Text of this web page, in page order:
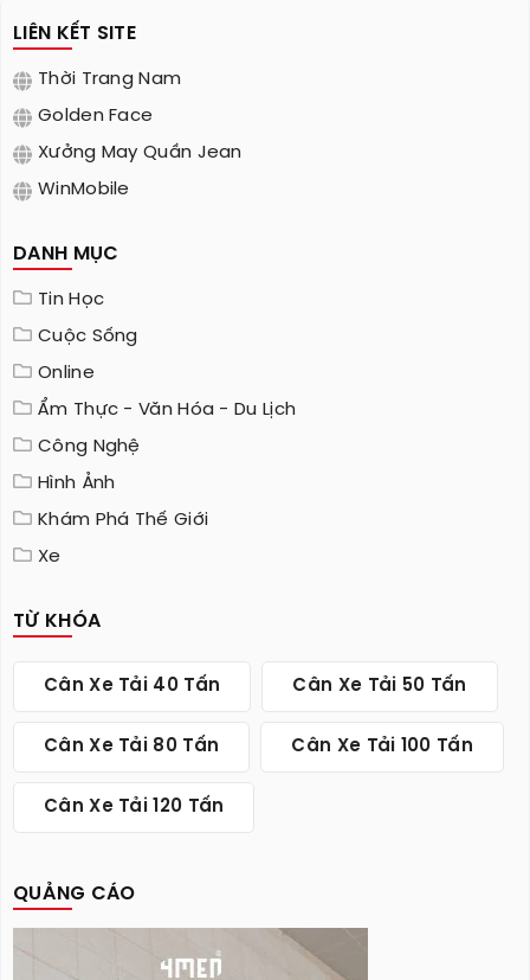
LIÊN KẾT SITE
Thời Trang Nam
Golden Face
Xưởng May Quần Jean
WinMobile
DANH MỤC
Tin Học
Cuộc Sống
Online
Ẩm Thực - Văn Hóa - Du Lịch
Công Nghệ
Hình Ảnh
Khám Phá Thế Giới
Xe
TỪ KHÓA
Cân Xe Tải 40 Tấn Cân Xe Tải 50 Tấn
Cân Xe Tải 80 Tấn Cân Xe Tải 100 Tấn
Cân Xe Tải 120 Tấn
QUẢNG CÁO